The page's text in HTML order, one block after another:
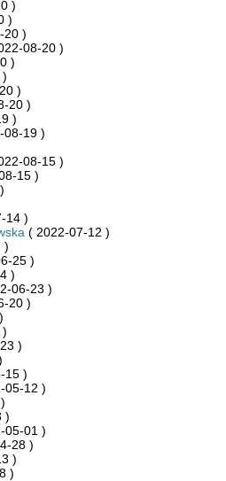
)
)
20 )
08-20 )
)
)
20 )
)
08-19 )
08-15 )
15 )
14 )
( 2022-07-12 )
)
25 )
)
06-23 )
20 )
)
15 )
05-12 )
)
05-01 )
28 )
)
)